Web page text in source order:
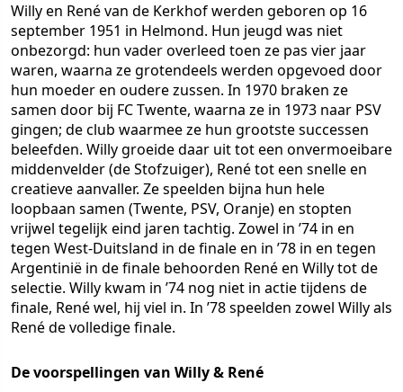
Willy en René van de Kerkhof werden geboren op 16
september 1951 in Helmond. Hun jeugd was niet
onbezorgd: hun vader overleed toen ze pas vier jaar
waren, waarna ze grotendeels werden opgevoed door
hun moeder en oudere zussen. In 1970 braken ze
samen door bij FC Twente, waarna ze in 1973 naar PSV
gingen; de club waarmee ze hun grootste successen
beleefden. Willy groeide daar uit tot een onvermoeibare
middenvelder (de Stofzuiger), René tot een snelle en
creatieve aanvaller. Ze speelden bijna hun hele
loopbaan samen (Twente, PSV, Oranje) en stopten
vrijwel tegelijk eind jaren tachtig. Zowel in ’74 in en
tegen West-Duitsland in de finale en in ’78 in en tegen
Argentinië in de finale behoorden René en Willy tot de
selectie. Willy kwam in ’74 nog niet in actie tijdens de
finale, René wel, hij viel in. In ’78 speelden zowel Willy als
René de volledige finale.
De voorspellingen van Willy & René